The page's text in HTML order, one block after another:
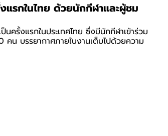
แรกในไทย ด้วยนักกีฬาและผู้ชม
รั้งแรกในประเทศไทย ซึ่งมีนักกีฬาเข้าร่วม
น บรรยากาศภายในงานเต็มไปด้วยความ